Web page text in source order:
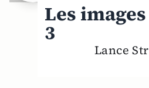
Les
3
Lance